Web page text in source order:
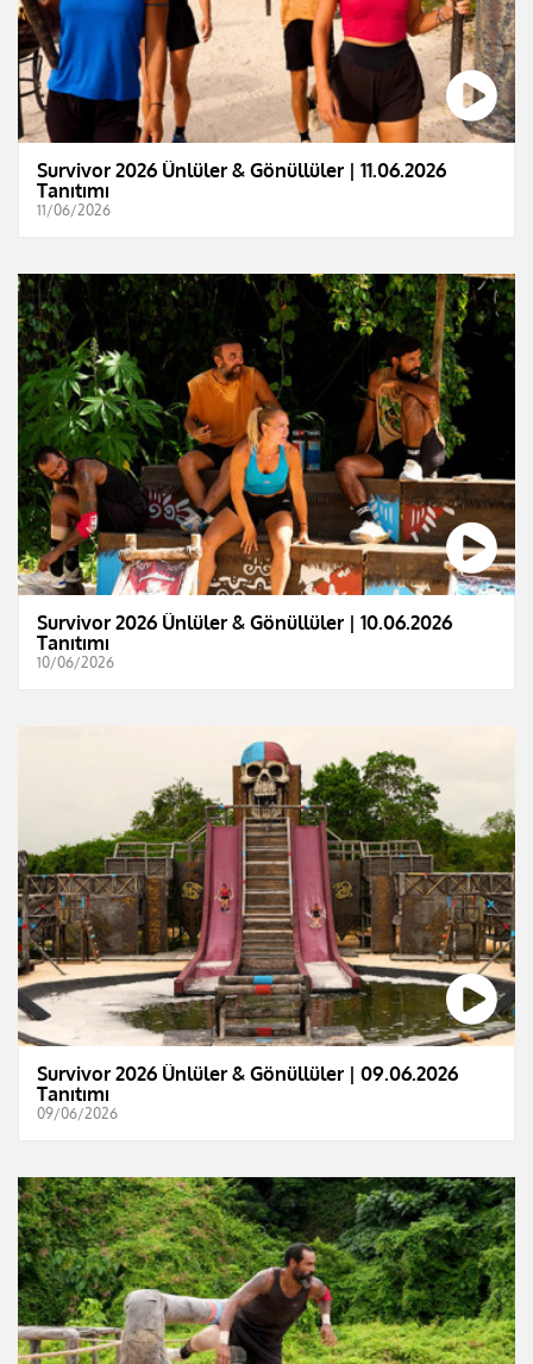
Survivor 2026 Ünlüler & Gönüllüler | 11.06.2026
Tanıtımı
11/06/2026
Survivor 2026 Ünlüler & Gönüllüler | 10.06.2026
Tanıtımı
10/06/2026
Survivor 2026 Ünlüler & Gönüllüler | 09.06.2026
Tanıtımı
09/06/2026